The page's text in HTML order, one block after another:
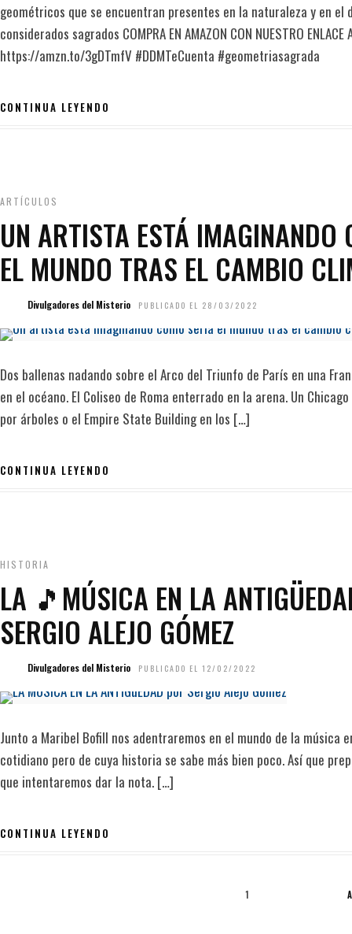
geométricos que se encuentran presentes en la naturaleza y en
considerados sagrados COMPRA EN AMAZON CON NUESTRO ENLACE
https://amzn.to/3gDTmfV #DDMTeCuenta #geometriasagrada
CONTINUA LEYENDO
ARTÍCULOS
UN ARTISTA ESTÁ IMAGINANDO
EL MUNDO TRAS EL CAMBIO
Divulgadores del Misterio PUBLICADO EL 28/03/2022
Dos ballenas nadando sobre el Arco del Triunfo de París en una
en el océano. El Coliseo de Roma enterrado en la arena. Un
por árboles o el Empire State Building en los […]
CONTINUA LEYENDO
HISTORIA
LA 🎵MÚSICA EN LA
SERGIO ALEJO GÓMEZ
Divulgadores del Misterio PUBLICADO EL 12/02/2022
Junto a Maribel Bofill nos adentraremos en el mundo de la música
cotidiano pero de cuya historia se sabe más bien poco. Así que
que intentaremos dar la nota. […]
CONTINUA LEYENDO
1